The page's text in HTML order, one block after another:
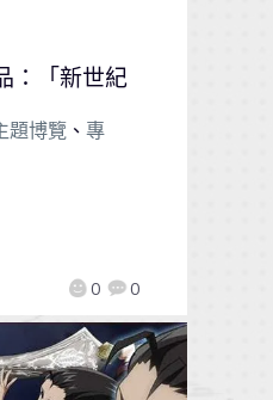
0 0
：「新世紀
題博覽、 專